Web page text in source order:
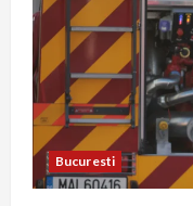
Bucuresti